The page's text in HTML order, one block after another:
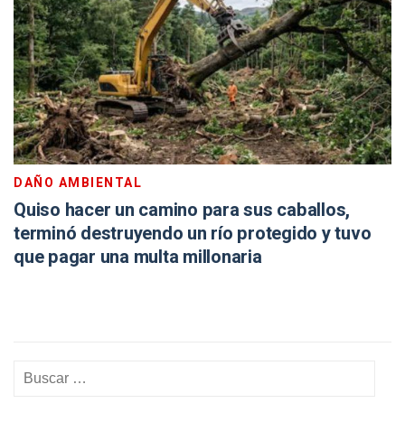
DAÑO AMBIENTAL
Quiso hacer un camino para sus caballos,
terminó destruyendo un río protegido y tuvo
que pagar una multa millonaria